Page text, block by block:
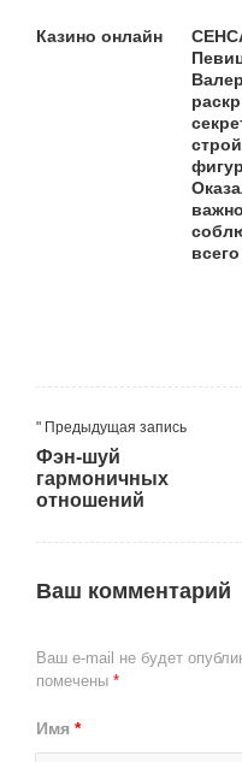
Казино онлайн
важно
" Предыдущая запись
Фэн-шуй
гармоничных
отношений
Ваш комментарий
Ваш e-mail не будет
помечены *
Имя *